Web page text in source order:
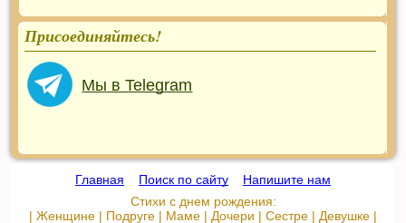
Присоединяйтесь!
Мы в Telegram
Главная Поиск по сайту
Напишите нам
Стихи с днем рождения:
| Женщине | Подруге | Маме | Дочери | Сестре | Девушке |